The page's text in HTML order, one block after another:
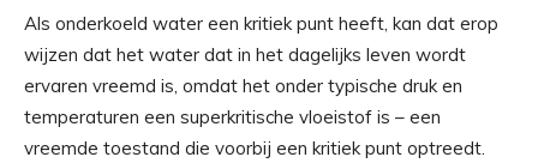
Als onderkoeld water een kritiek punt heeft, kan dat erop
wijzen dat het water dat in het dagelijks leven wordt
ervaren vreemd is, omdat het onder typische druk en
temperaturen een superkritische vloeistof is – een
vreemde toestand die voorbij een kritiek punt optreedt.